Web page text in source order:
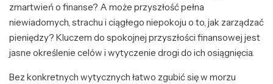
zmartwień o finanse? A może przyszłość pełna
niewiadomych, strachu i ciągłego niepokoju o to, jak zarządzać
pieniędzy? Kluczem do spokojnej przyszłości finansowej jest
jasne określenie celów i wytyczenie drogi do ich osiągnięcia.
Bez konkretnych wytycznych łatwo zgubić się w morzu